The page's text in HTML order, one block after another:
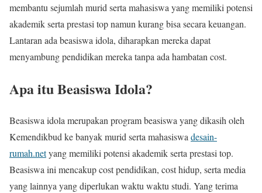
membantu sejumlah murid serta mahasiswa yang memiliki potensi
akademik serta prestasi top namun kurang bisa secara keuangan.
Lantaran ada beasiswa idola, diharapkan mereka dapat
menyambung pendidikan mereka tanpa ada hambatan cost.
Apa itu Beasiswa Idola?
Beasiswa idola merupakan program beasiswa yang dikasih oleh
Kemendikbud ke banyak murid serta mahasiswadesain-
rumah.netyang memiliki potensi akademik serta prestasi top.
Beasiswa ini mencakup cost pendidikan, cost hidup, serta media
yang lainnya yang diperlukan waktu waktu studi. Yang terima